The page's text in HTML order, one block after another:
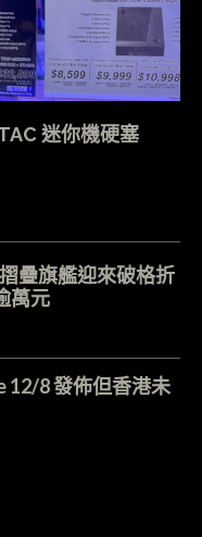
迷你機硬塞
疊旗艦迎來破格折
萬元
12/8 發佈但香港未